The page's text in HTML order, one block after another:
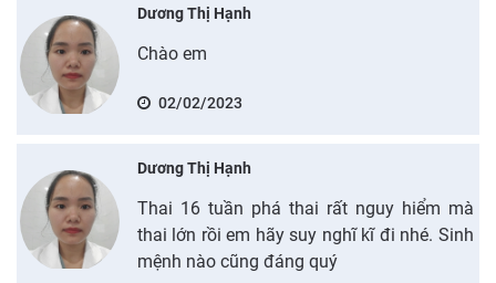
Dương Thị Hạnh
Chào em
02/02/2023
Dương Thị Hạnh
Thai 16 tuần phá thai rất nguy hiểm mà
thai lớn rồi em hãy suy nghĩ kĩ đi nhé. Sinh
mệnh nào cũng đáng quý